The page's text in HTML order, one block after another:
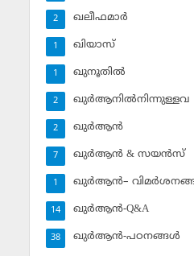
ഖലീഫമാര്‍
2
ഖിയാസ്
1
ഖുനൂതില്‍
1
ഖുര്‍ആനില്‍നിന്നുള്ളവ
2
ഖുര്‍ആന്‍
2
ഖുര്‍ആന്‍ & സയന്‍സ്‌
7
ഖുര്‍ആന്‍–
1
ഖുര്‍ആന്‍-Q&A
14
ഖുര്‍ആന്‍-പഠനങ്ങള്‍
38